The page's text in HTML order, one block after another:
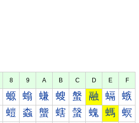
8 9 A B C D E F
螈 螉 螊 螋 螌 融 螎 螏
螘 螙 螚 螛 螜 螝 螞 螟